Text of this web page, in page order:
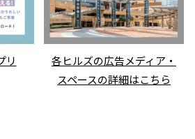
リ
各ヒルズの広告メディア・
スペースの詳細はこちら